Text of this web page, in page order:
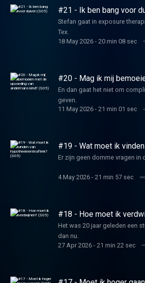
#21 - Ik ben bang voor
Stefan gaat in exposure
Tex.
18 May 2026- 20 min 08 sec
#20 - Mag ik mij
opvoeding van
(S05)
En dan gaat het niet om
geven.
11 May 2026- 21 min 01 sec
#19 - Wat moet ik
hypotheekrenteaftrek?
Er zijn geen domme vragen in
4 May 2026- 21 min 57 sec
#18 - Hoe moet ik
Het was 20 jaar geleden een
dan nu.
27 Apr 2026- 21 min 22 sec